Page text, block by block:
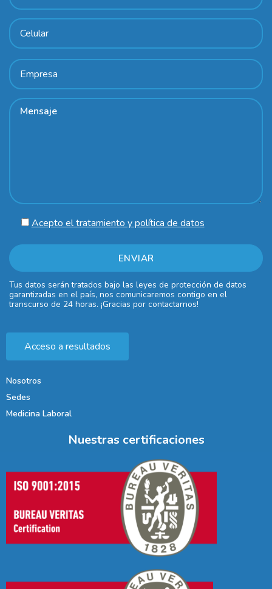
Acepto el tratamiento y política de datos
Tus datos serán tratados bajo las leyes de protección de datos
garantizadas en el país, nos comunicaremos contigo en el
transcurso de 24 horas. ¡Gracias por contactarnos!
Acceso a resultados
Nosotros
Sedes
Medicina Laboral
Nuestras certificaciones